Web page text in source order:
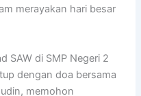
merayakan hari besar
SAW di SMP Negeri 2
dengan doa bersama
memohon